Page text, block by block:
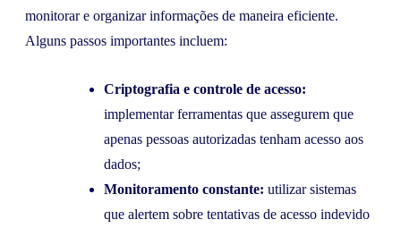
monitorar e organizar informações de maneira eficiente.
Alguns passos importantes incluem:
Criptografia e controle de acesso:
implementar ferramentas que assegurem que
apenas pessoas autorizadas tenham acesso aos
dados;
Monitoramento constante: utilizar sistemas
que alertem sobre tentativas de acesso indevido